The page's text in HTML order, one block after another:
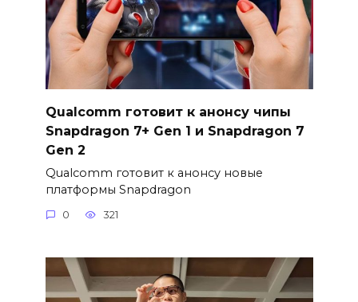
Qualcomm готовит к анонсу чипы
Snapdragon 7+ Gen 1 и Snapdragon 7
Gen 2
Qualcomm готовит к анонсу новые
платформы Snapdragon
0 321